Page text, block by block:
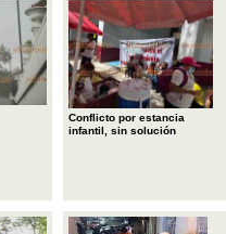
Conflicto por estancia
infantil, sin solución